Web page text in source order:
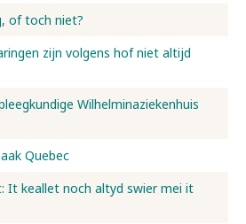
of toch niet?
zijn volgens hof niet altijd
Wilhelminaziekenhuis
Quebec
It keallet noch altyd swier mei it